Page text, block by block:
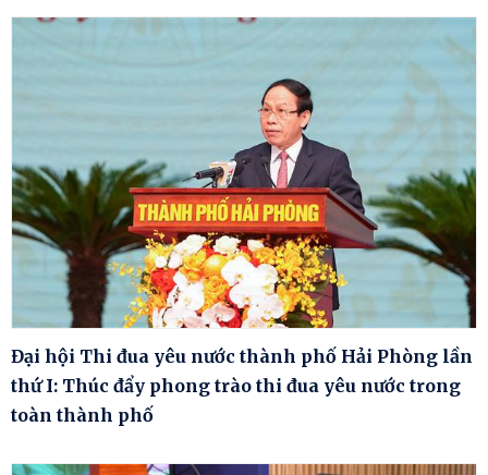
Đại hội Thi đua yêu nước thành phố Hải Phòng lần
thứ I: Thúc đẩy phong trào thi đua yêu nước trong
toàn thành phố